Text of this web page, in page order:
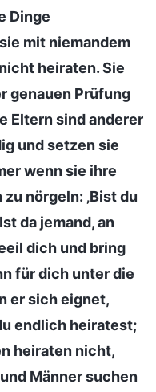
Dinge
mit niemandem
heiraten. Sie
genauen Prüfung
Eltern sind anderer
und setzen sie
wenn sie ihre
nörgeln: ‚Bist du
da jemand, an
dich und bring
für dich unter die
er sich eignet,
endlich heiratest;
heiraten nicht,
Männer suchen